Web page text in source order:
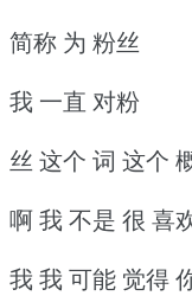
简称 为 粉丝
我 一直 对粉
丝 这个 词 这个
啊 我 不是 很 喜
我 我 可能 觉得